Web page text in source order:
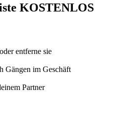
KOSTENLOS
entferne sie
Gängen im Geschäft
Partner